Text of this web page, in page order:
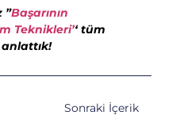
”Başarının
Teknikleri’‘ tüm
anlattık!
Sonraki İçerik